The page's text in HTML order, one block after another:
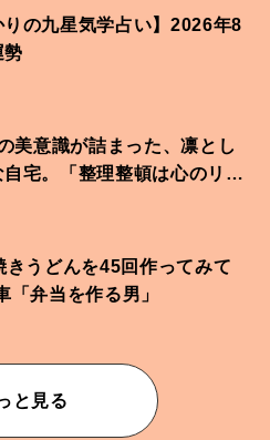
りの九星気学占い】2026年8
勢
美意識が詰まった、凛とし
宅。「整理整頓は心のリズ
うどんを45回作ってみて
「弁当を作る男」
と見る